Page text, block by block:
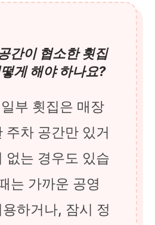
간이 협소한 횟집
게 해야 하나요?
부 횟집은 매장
주차 공간만 있거
없는 경우도 있습
는 가까운 공영
하거나, 잠시 정